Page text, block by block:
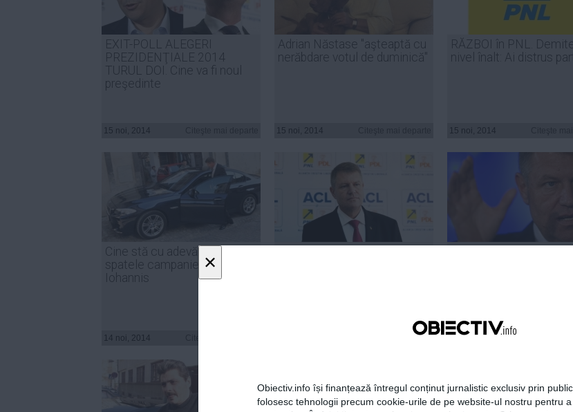
×
Obiectiv.info își finanțează întregul conținut jurnalistic exclusiv prin
folosesc tehnologii precum cookie-urile de pe website-ul nostru pentru
EXIT-POLL ALEGERI
PREZIDENŢIALE 2014
TURUL DOI. Cine va fi noul
preşedinte
15 noi, 2014
Adrian Năstase "aşteaptă cu
nerăbdare votul de duminică"
15 noi, 2014
RĂZBOI în PNL.
nivel înalt: Ai distrus
15 noi, 2014
Cine stă cu adevărat în
spatele campaniei lui Klaus
Iohannis
14 noi, 2014 Citeşte mai departe 14 noi, 2014